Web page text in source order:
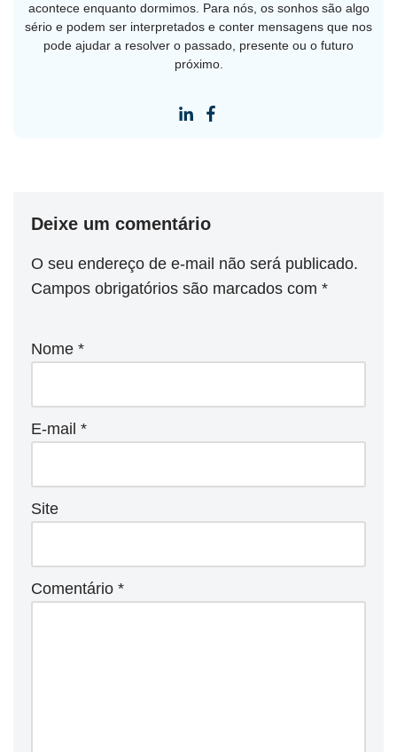
acontece enquanto dormimos. Para nós, os sonhos são algo
sério e podem ser interpretados e conter mensagens que nos
pode ajudar a resolver o passado, presente ou o futuro
próximo.
Deixe um comentário
O seu endereço de e-mail não será publicado.
Campos obrigatórios são marcados com *
Nome *
E-mail *
Site
Comentário *